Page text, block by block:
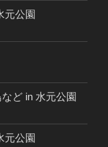
元公園
ど in 水元公園
元公園